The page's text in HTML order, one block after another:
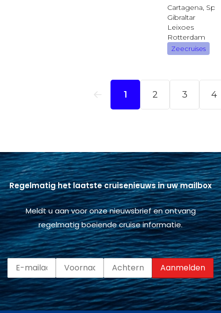
Regelmatig het laatste cruisenieuws in uw mailbox
Meldt u aan voor onze nieuwsbrief en ontvang
regelmatig boeiende cruise informatie.